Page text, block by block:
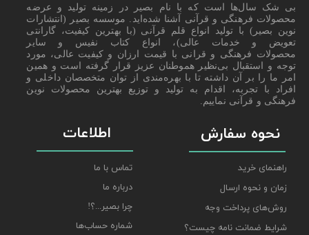
نحوه سفارش
راهنمای خرید
زمان و نحوه ارسال
روش‌های پرداخت وجه
شرایط ضمانت نامه چیست؟
اطلاعات
تماس با ما
درباره ما
چرا بصیر...؟!
شماره حساب‌ها
بی شک سال‌ها است که با نام بصیر در زمینه تولید و عرضه
محصولات فرهنگی و قرآنی آشنا شده‌اید. موسسه بصیر (انتشارات
نوین بصیر) با تولید انواع قلم قرآنی (با بهترین کیفیت، گارانتی
تعویض و خدمات عالی)، انواع کتاب نفیس و سایر
محصولات فرهنگی و قرانی با قیمت ارزان و کیفیت عالی، مورد
توجه و استقبال بی‌نظیر هموطنان عزیز قرار گرفته است و همین
امر ما را بر آن داشته تا با بهره‌مندی از توان متخصصان داخلی و
افراد با تجربه، اقدام به تولید و توزیع بهترین محصولات نوین
فرهنگی و قرآنی نماییم.